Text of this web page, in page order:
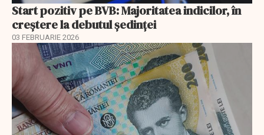
Start pozitiv pe BVB: Majoritatea indicilor, în
creştere la debutul şedinţei
03 FEBRUARIE 2026